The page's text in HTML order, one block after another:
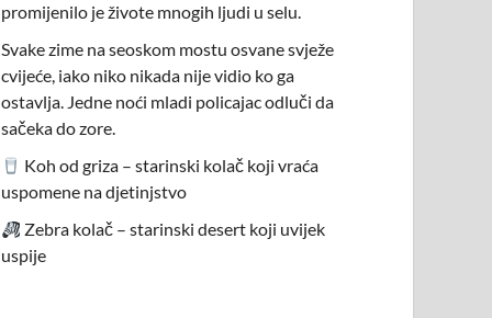
promijenilo je živote mnogih ljudi u selu.
Svake zime na seoskom mostu osvane svježe
cvijeće, iako niko nikada nije vidio ko ga
ostavlja. Jedne noći mladi policajac odluči da
sačeka do zore.
Koh od griza – starinski kolač koji vraća
uspomene na djetinjstvo
Zebra kolač – starinski desert koji uvijek
uspije